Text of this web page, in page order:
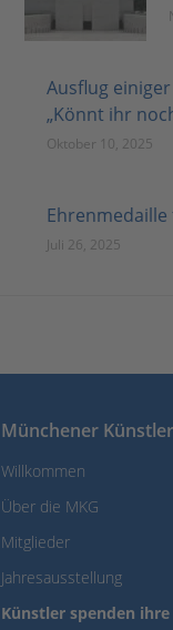
Ausflug
„Könnt ihr
Oktober 10, 2025
Juli 26, 2025
Münchener
Willkommen
Über die MKG
Mitglieder
Jahresausstellung
Künstler spenden